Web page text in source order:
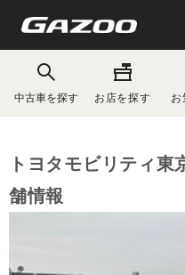
中古車を探す お店を探す お
トヨタモビリティ
舗情報